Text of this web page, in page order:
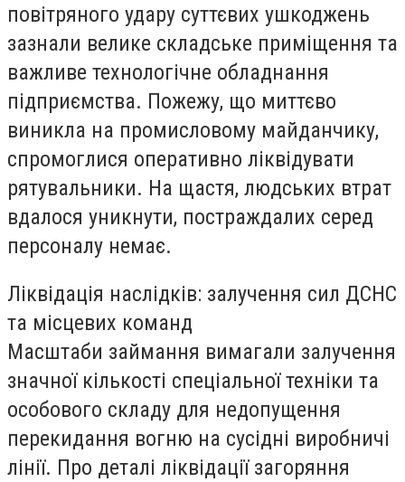
повітряного удару суттєвих ушкоджень
зазнали велике складське приміщення та
важливе технологічне обладнання
підприємства. Пожежу, що миттєво
виникла на промисловому майданчику,
спромоглися оперативно ліквідувати
рятувальники. На щастя, людських втрат
вдалося уникнути, постраждалих серед
персоналу немає.
Ліквідація наслідків: залучення сил ДСНС
та місцевих команд
Масштаби займання вимагали залучення
значної кількості спеціальної техніки та
особового складу для недопущення
перекидання вогню на сусідні виробничі
лінії. Про деталі ліквідації загоряння